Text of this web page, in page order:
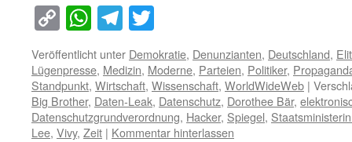
Copy
Link
WhatsApp
Telegram
Veröffentlicht unter Demokratie, Denunzianten, Deutschland,
Lügenpresse, Medizin, Moderne, Parteien, Politiker,
Standpunkt, Wirtschaft, Wissenschaft, WorldWideWeb |
Big Brother, Daten-Leak, Datenschutz, Dorothee Bär,
Datenschutzgrundverordnung, Hacker, Spiegel,
Lee, Vivy, Zeit | Kommentar hinterlassen